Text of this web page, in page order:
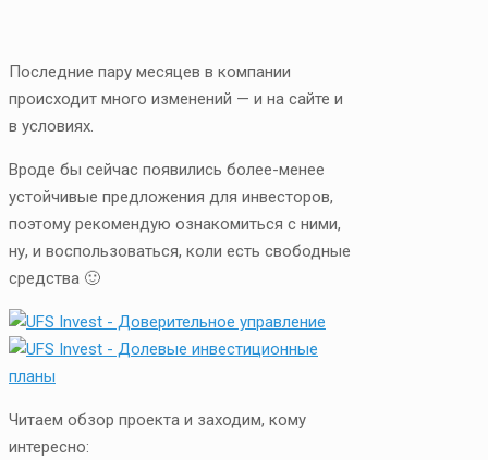
Последние пару месяцев в компании
происходит много изменений — и на сайте и
в условиях.
Вроде бы сейчас появились более-менее
устойчивые предложения для инвесторов,
поэтому рекомендую ознакомиться с ними,
ну, и воспользоваться, коли есть свободные
средства 🙂
Читаем обзор проекта и заходим, кому
интересно: